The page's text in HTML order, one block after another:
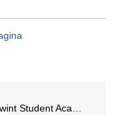
Academy Award